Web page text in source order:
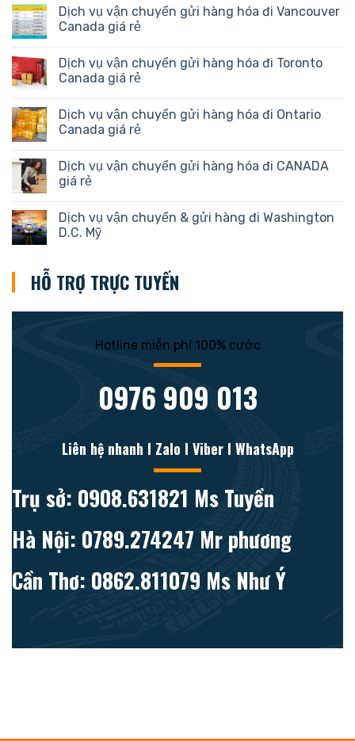
Dịch vụ vận chuyển gửi hàng hóa đi Vancouver
Canada giá rẻ
Dịch vụ vận chuyển gửi hàng hóa đi Toronto
Canada giá rẻ
Dịch vụ vận chuyển gửi hàng hóa đi Ontario
Canada giá rẻ
Dịch vụ vận chuyển gửi hàng hóa đi CANADA
giá rẻ
Dịch vụ vận chuyển & gửi hàng đi Washington
D.C. Mỹ
HỖ TRỢ TRỰC TUYẾN
Hotline miễn phí 100% cước
0976 909 013
Liên hệ nhanh l Zalo l Viber l WhatsApp
Trụ sở: 0908.631821 Ms Tuyền
Hà Nội: 0789.274247 Mr phương
Cần Thơ: 0862.811079 Ms Như Ý